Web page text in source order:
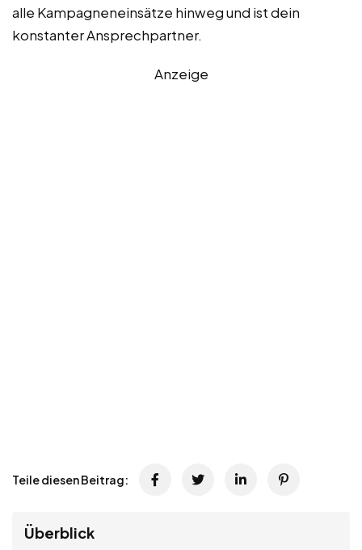
alle Kampagneneinsätze hinweg und ist dein
konstanter Ansprechpartner.
Anzeige
Teile diesen Beitrag:
Überblick